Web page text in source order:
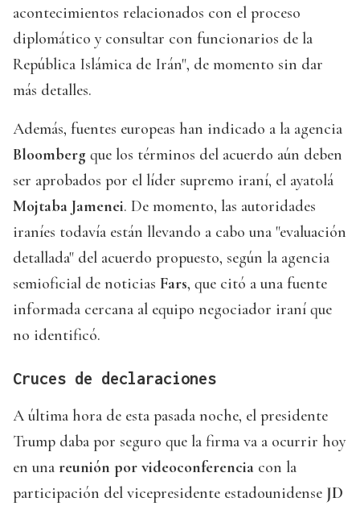
acontecimientos relacionados con el proceso
diplomático y consultar con funcionarios de la
República Islámica de Irán", de momento sin dar
más detalles.
Además, fuentes europeas han indicado a la agencia
Bloomberg que los términos del acuerdo aún deben
ser aprobados por el líder supremo iraní, el ayatolá
Mojtaba Jamenei. De momento, las autoridades
iraníes todavía están llevando a cabo una "evaluación
detallada" del acuerdo propuesto, según la agencia
semioficial de noticias Fars, que citó a una fuente
informada cercana al equipo negociador iraní que
no identificó.
Cruces de declaraciones
A última hora de esta pasada noche, el presidente
Trump daba por seguro que la firma va a ocurrir hoy
en una reunión por videoconferencia con la
participación del vicepresidente estadounidense JD